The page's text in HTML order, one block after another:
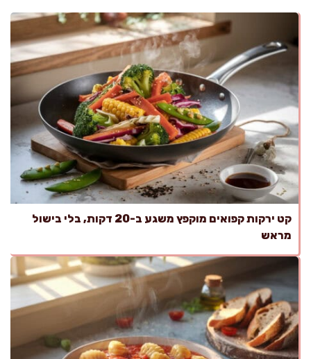
קט ירקות קפואים מוקפץ משגע ב-20 דקות, בלי בישול
מראש